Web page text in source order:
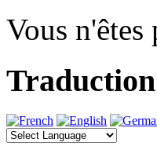
Vous
Traduction